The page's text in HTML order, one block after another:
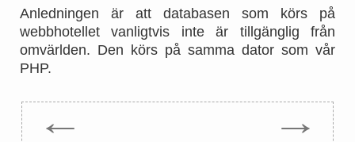
Anledningen är att databasen som körs på
webbhotellet vanligtvis inte är tillgänglig från
omvärlden. Den körs på samma dator som vår
PHP.
← →